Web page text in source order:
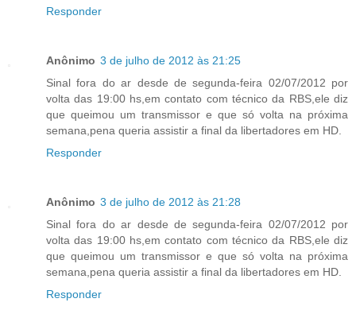
Responder
Anônimo 3 de julho de 2012 às 21:25
Sinal fora do ar desde de segunda-feira 02/07/2012 por
volta das 19:00 hs,em contato com técnico da RBS,ele diz
que queimou um transmissor e que só volta na próxima
semana,pena queria assistir a final da libertadores em HD.
Responder
Anônimo 3 de julho de 2012 às 21:28
Sinal fora do ar desde de segunda-feira 02/07/2012 por
volta das 19:00 hs,em contato com técnico da RBS,ele diz
que queimou um transmissor e que só volta na próxima
semana,pena queria assistir a final da libertadores em HD.
Responder